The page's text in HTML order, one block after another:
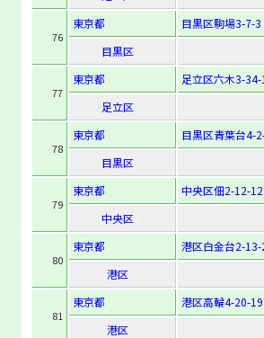
76
東京都
目黒区駒場3-7-3
目黒区
77
東京都
足立区六木3-
足立区
78
東京都
目黒区青葉台4-
目黒区
79
東京都
中央区佃2-12-12
中央区
80
東京都
港区白金台2-13-
港区
81
東京都
港区高輪4-20-19
港区